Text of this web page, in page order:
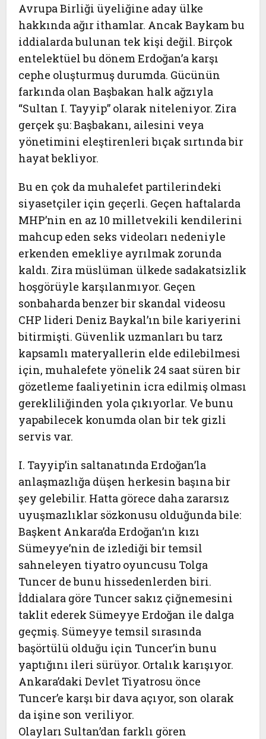
Avrupa Birliği üyeliğine aday ülke
hakkında ağır ithamlar. Ancak Baykam bu
iddialarda bulunan tek kişi değil. Birçok
entelektüel bu dönem Erdoğan’a karşı
cephe oluşturmuş durumda. Gücünün
farkında olan Başbakan halk ağzıyla
“Sultan I. Tayyip” olarak niteleniyor. Zira
gerçek şu: Başbakanı, ailesini veya
yönetimini eleştirenleri bıçak sırtında bir
hayat bekliyor.
Bu en çok da muhalefet partilerindeki
siyasetçiler için geçerli. Geçen haftalarda
MHP’nin en az 10 milletvekili kendilerini
mahcup eden seks videoları nedeniyle
erkenden emekliye ayrılmak zorunda
kaldı. Zira müslüman ülkede sadakatsizlik
hoşgörüyle karşılanmıyor. Geçen
sonbaharda benzer bir skandal videosu
CHP lideri Deniz Baykal’ın bile kariyerini
bitirmişti. Güvenlik uzmanları bu tarz
kapsamlı materyallerin elde edilebilmesi
için, muhalefete yönelik 24 saat süren bir
gözetleme faaliyetinin icra edilmiş olması
gerekliliğinden yola çıkıyorlar. Ve bunu
yapabilecek konumda olan bir tek gizli
servis var.
I. Tayyip’in saltanatında Erdoğan’la
anlaşmazlığa düşen herkesin başına bir
şey gelebilir. Hatta görece daha zararsız
uyuşmazlıklar sözkonusu olduğunda bile:
Başkent Ankara’da Erdoğan’ın kızı
Sümeyye’nin de izlediği bir temsil
sahneleyen tiyatro oyuncusu Tolga
Tuncer de bunu hissedenlerden biri.
İddialara göre Tuncer sakız çiğnemesini
taklit ederek Sümeyye Erdoğan ile dalga
geçmiş. Sümeyye temsil sırasında
başörtülü olduğu için Tuncer’in bunu
yaptığını ileri sürüyor. Ortalık karışıyor.
Ankara’daki Devlet Tiyatrosu önce
Tuncer’e karşı bir dava açıyor, son olarak
da işine son veriliyor.
Olayları Sultan’dan farklı gören